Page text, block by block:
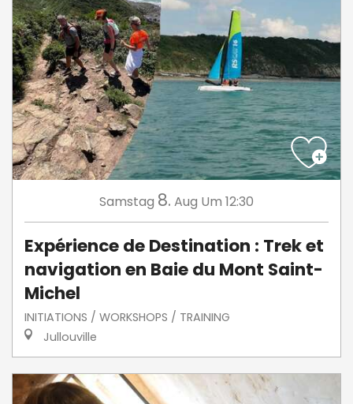
Samstag 8. Aug Um 12:30
Expérience de Destination : Trek et
navigation en Baie du Mont Saint-
Michel
INITIATIONS / WORKSHOPS / TRAINING
Jullouville